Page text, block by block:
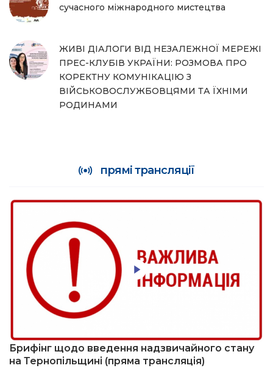
сучасного міжнародного мистецтва
ЖИВІ ДІАЛОГИ ВІД НЕЗАЛЕЖНОЇ МЕРЕЖІ
ПРЕС-КЛУБІВ УКРАЇНИ: РОЗМОВА ПРО
КОРЕКТНУ КОМУНІКАЦІЮ З
ВІЙСЬКОВОСЛУЖБОВЦЯМИ ТА ЇХНІМИ
РОДИНАМИ
прямі трансляції
Брифінг щодо введення надзвичайного стану
на Тернопільщині (пряма трансляція)